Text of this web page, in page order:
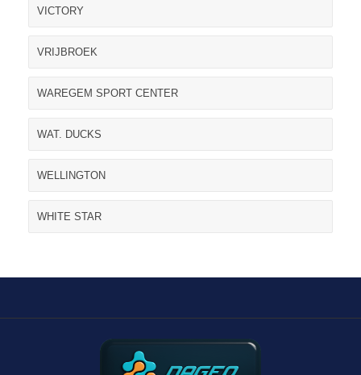
VICTORY
VRIJBROEK
WAREGEM SPORT CENTER
WAT. DUCKS
WELLINGTON
WHITE STAR